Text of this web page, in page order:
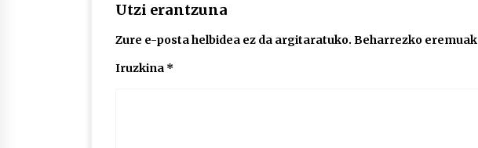
Utzi erantzuna
Zure e-posta helbidea ez da argitaratuko. Beharrezko eremuak
Iruzkina *